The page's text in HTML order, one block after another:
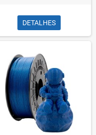
DETALHES